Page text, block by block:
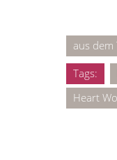
aus dem
Tags:
Heart